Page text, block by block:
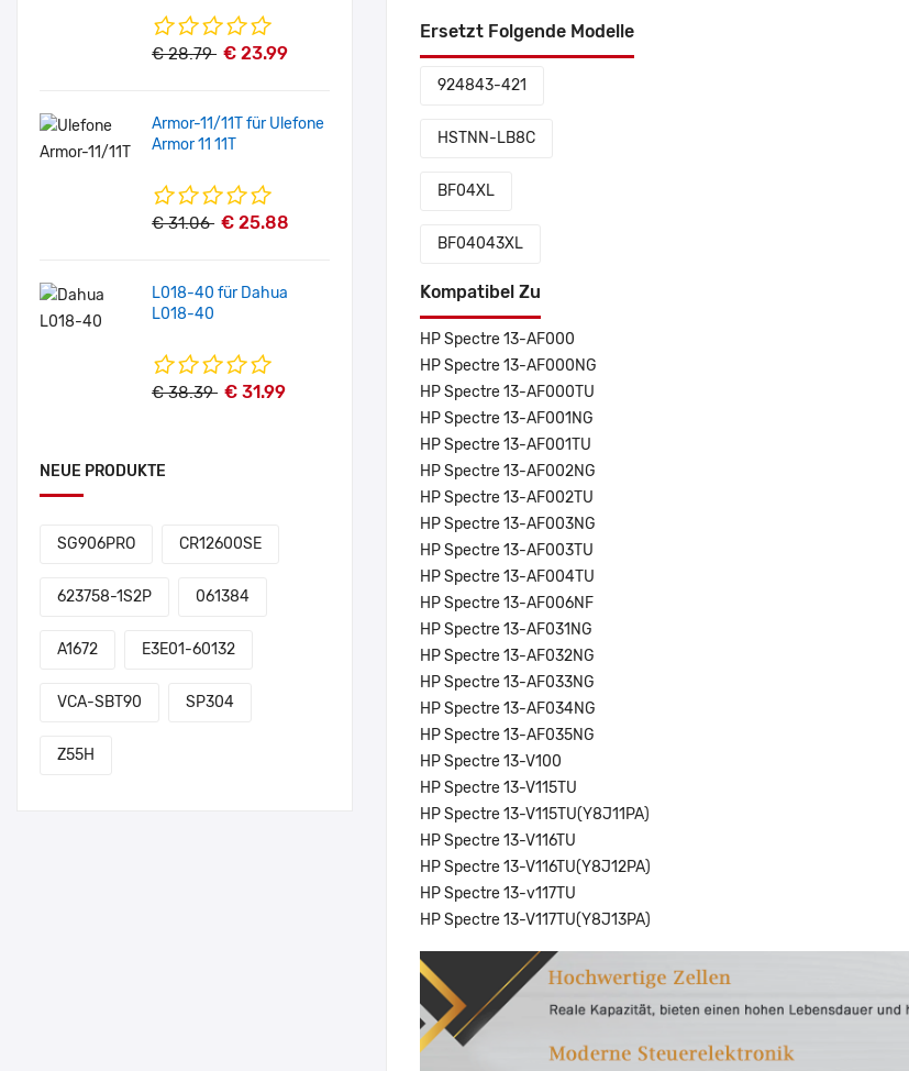
€ 28.79 € 23.99
Armor-11/11T für Ulefone
Armor 11 11T
€ 31.06 € 25.88
L018-40 für Dahua
L018-40
€ 38.39 € 31.99
NEUE PRODUKTE
SG906PRO CR12600SE
623758-1S2P 061384
A1672 E3E01-60132
VCA-SBT90 SP304
Z55H
Ersetzt Folgende Modelle
924843-421
HSTNN-LB8C
BF04XL
BF04043XL
Kompatibel Zu
HP Spectre 13-AF000
HP Spectre 13-AF000NG
HP Spectre 13-AF000TU
HP Spectre 13-AF001NG
HP Spectre 13-AF001TU
HP Spectre 13-AF002NG
HP Spectre 13-AF002TU
HP Spectre 13-AF003NG
HP Spectre 13-AF003TU
HP Spectre 13-AF004TU
HP Spectre 13-AF006NF
HP Spectre 13-AF031NG
HP Spectre 13-AF032NG
HP Spectre 13-AF033NG
HP Spectre 13-AF034NG
HP Spectre 13-AF035NG
HP Spectre 13-V100
HP Spectre 13-V115TU
HP Spectre 13-V115TU(Y8J11PA)
HP Spectre 13-V116TU
HP Spectre 13-V116TU(Y8J12PA)
HP Spectre 13-v117TU
HP Spectre 13-V117TU(Y8J13PA)